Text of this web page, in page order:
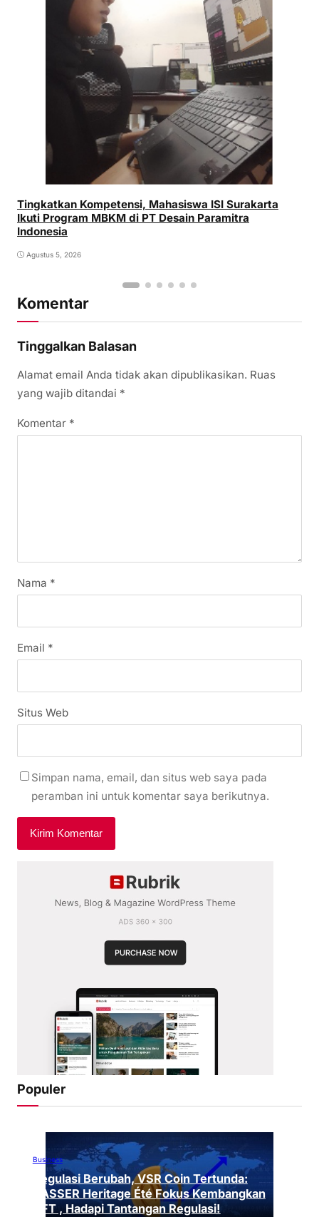
Tingkatkan Kompetensi, Mahasiswa ISI Surakarta
Ikuti Program MBKM di PT Desain Paramitra
Indonesia
Agustus 5, 2026
Komentar
Tinggalkan Balasan
Alamat email Anda tidak akan dipublikasikan. Ruas
yang wajib ditandai *
Komentar *
Nama *
Email *
Situs Web
Simpan nama, email, dan situs web saya pada
peramban ini untuk komentar saya berikutnya.
Populer
Business
Regulasi Berubah, VSR Coin Tertunda:
VASSER Heritage Été Fokus Kembangkan
NFT , Hadapi Tantangan Regulasi!